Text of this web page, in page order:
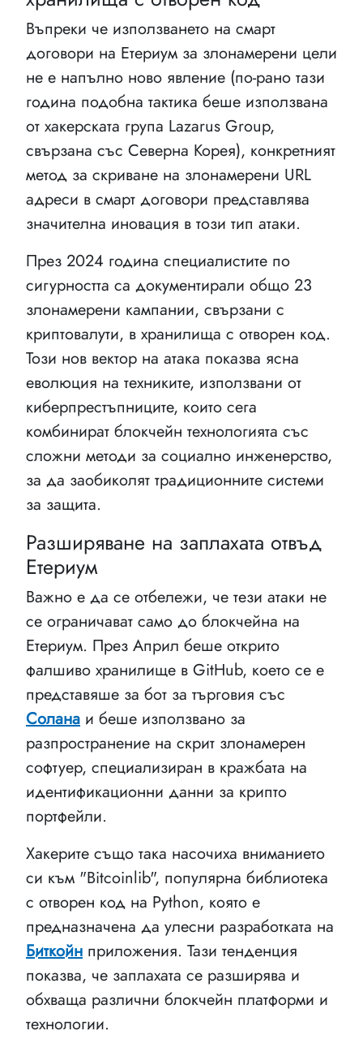
Въпреки че използването на смарт
договори на Етериум за злонамерени цели
не е напълно ново явление (по-рано тази
година подобна тактика беше използвана
от хакерската група Lazarus Group,
свързана със Северна Корея), конкретният
метод за скриване на злонамерени URL
адреси в смарт договори представлява
значителна иновация в този тип атаки.
През 2024 година специалистите по
сигурността са документирали общо 23
злонамерени кампании, свързани с
криптовалути, в хранилища с отворен код.
Този нов вектор на атака показва ясна
еволюция на техниките, използвани от
киберпрестъпниците, които сега
комбинират блокчейн технологията със
сложни методи за социално инженерство,
за да заобиколят традиционните системи
за защита.
Разширяване на заплахата отвъд
Етериум
Важно е да се отбележи, че тези атаки не
се ограничават само до блокчейна на
Етериум. През Април беше открито
фалшиво хранилище в GitHub, което се е
представяше за бот за търговия със
Солана и беше използвано за
разпространение на скрит злонамерен
софтуер, специализиран в кражбата на
идентификационни данни за крипто
портфейли.
Хакерите също така насочиха вниманието
си към "Bitcoinlib", популярна библиотека
с отворен код на Python, която е
предназначена да улесни разработката на
Биткойн приложения. Тази тенденция
показва, че заплахата се разширява и
обхваща различни блокчейн платформи и
технологии.